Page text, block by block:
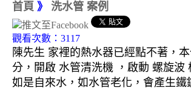
首頁 》 洗水管 案例
觀看次數：3117
陳先生 家裡的熱水器已經點不著，
分，開啟 水管清洗機 ，啟動 螺旋波
如是自來水，如水管老化，會產生